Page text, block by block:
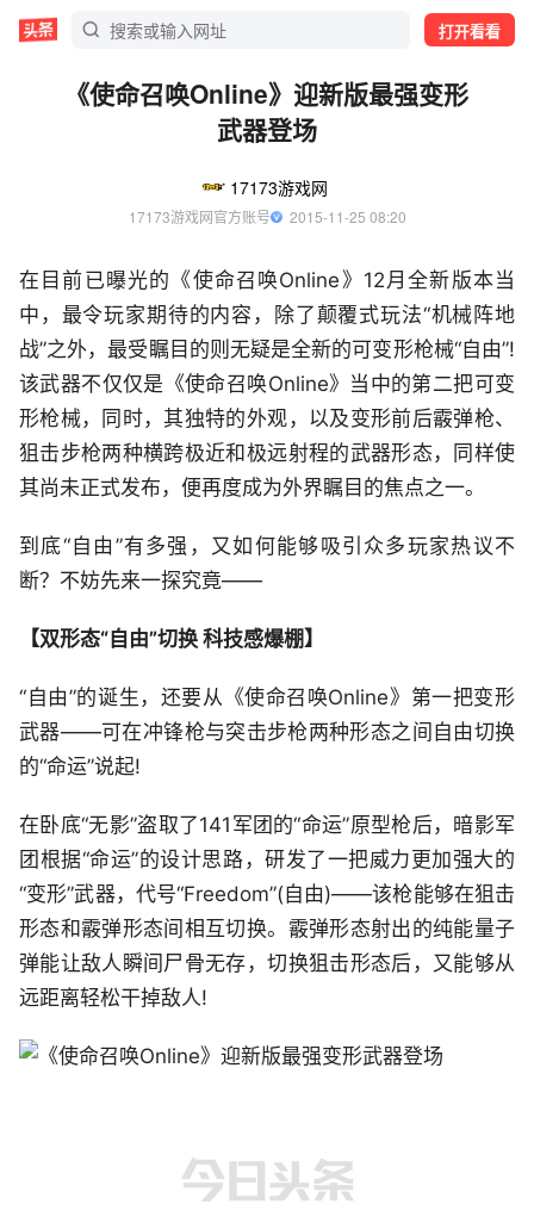
打开看看
《使命召唤Online》迎新版最强变形
武器登场
17173游戏网
17173游戏网官方账号
  2015-11-25 08:20
在目前已曝光的《使命召唤Online》12月全新版本当
中，最令玩家期待的内容，除了颠覆式玩法“机械阵地
战”之外，最受瞩目的则无疑是全新的可变形枪械“自由”!
该武器不仅仅是《使命召唤Online》当中的第二把可变
形枪械，同时，其独特的外观，以及变形前后霰弹枪、
狙击步枪两种横跨极近和极远射程的武器形态，同样使
其尚未正式发布，便再度成为外界瞩目的焦点之一。
到底“自由”有多强，又如何能够吸引众多玩家热议不
断？不妨先来一探究竟——
【双形态“自由”切换 科技感爆棚】
“自由”的诞生，还要从《使命召唤Online》第一把变形
武器——可在冲锋枪与突击步枪两种形态之间自由切换
的“命运”说起!
在卧底“无影”盗取了141军团的“命运”原型枪后，暗影军
团根据“命运”的设计思路，研发了一把威力更加强大的
“变形”武器，代号“Freedom”(自由)——该枪能够在狙击
形态和霰弹形态间相互切换。霰弹形态射出的纯能量子
弹能让敌人瞬间尸骨无存，切换狙击形态后，又能够从
远距离轻松干掉敌人!